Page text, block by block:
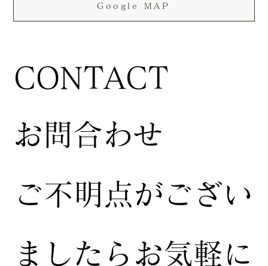
お問合わせ
ご不明点がござい
ましたらお気軽に
Google MAP
CONTACT